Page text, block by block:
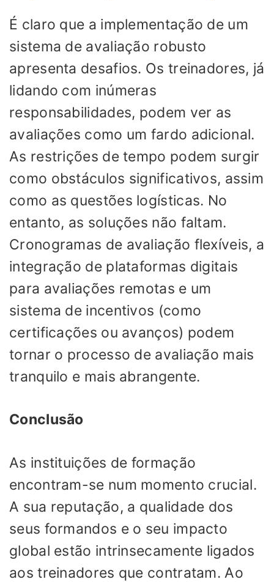
É claro que a implementação de um
sistema de avaliação robusto
apresenta desafios. Os treinadores, já
lidando com inúmeras
responsabilidades, podem ver as
avaliações como um fardo adicional.
As restrições de tempo podem surgir
como obstáculos significativos, assim
como as questões logísticas. No
entanto, as soluções não faltam.
Cronogramas de avaliação flexíveis, a
integração de plataformas digitais
para avaliações remotas e um
sistema de incentivos (como
certificações ou avanços) podem
tornar o processo de avaliação mais
tranquilo e mais abrangente.
Conclusão
As instituições de formação
encontram-se num momento crucial.
A sua reputação, a qualidade dos
seus formandos e o seu impacto
global estão intrinsecamente ligados
aos treinadores que contratam. Ao